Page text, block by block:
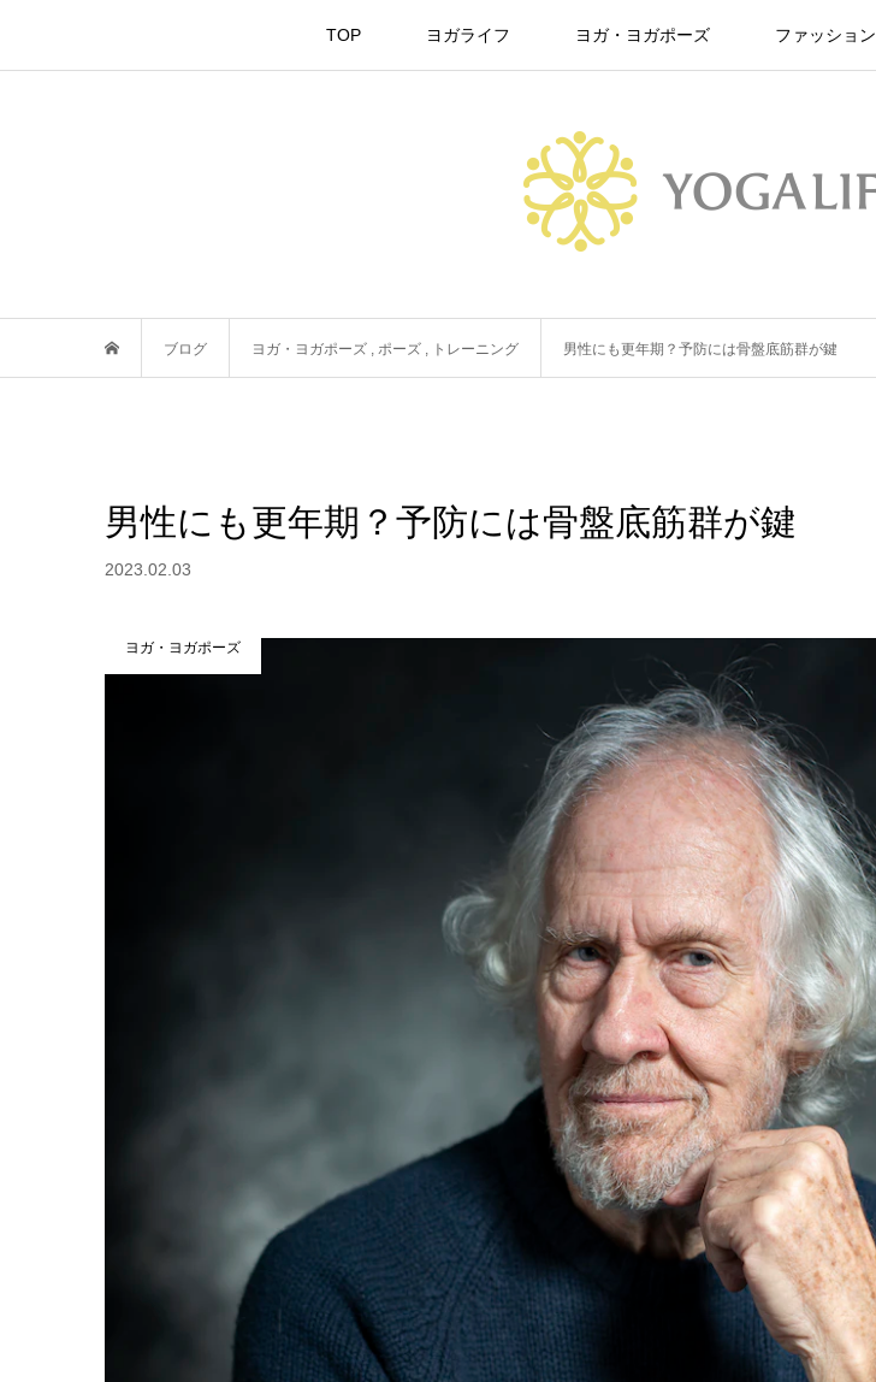
TOP ヨガライフ ヨガ・ヨガポーズ ファッション
ブログ ヨガ・ヨガポーズ , ポーズ , トレーニング 男性にも更年期？予防には骨盤底筋群が鍵
男性にも更年期？予防には骨盤底筋群が鍵
2023.02.03
ヨガ・ヨガポーズ